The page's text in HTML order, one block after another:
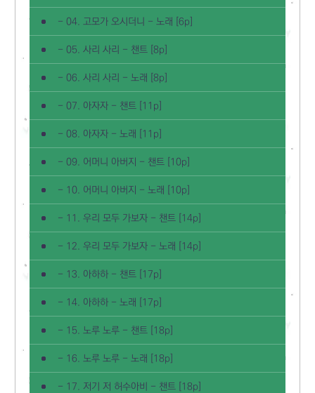
- 04. 고모가 오시더니 - 노래 [6p]
- 05. 사리 사리 - 챈트 [8p]
- 06. 사리 사리 - 노래 [8p]
- 07. 아자자 - 챈트 [11p]
- 08. 아자자 - 노래 [11p]
- 09. 어머니 아버지 - 챈트 [10p]
- 10. 어머니 아버지 - 노래 [10p]
- 11. 우리 모두 가보자 - 챈트 [14p]
- 12. 우리 모두 가보자 - 노래 [14p]
- 13. 아하하 - 챈트 [17p]
- 14. 아하하 - 노래 [17p]
- 15. 노루 노루 - 챈트 [18p]
- 16. 노루 노루 - 노래 [18p]
- 17. 저기 저 허수아비 - 챈트 [18p]